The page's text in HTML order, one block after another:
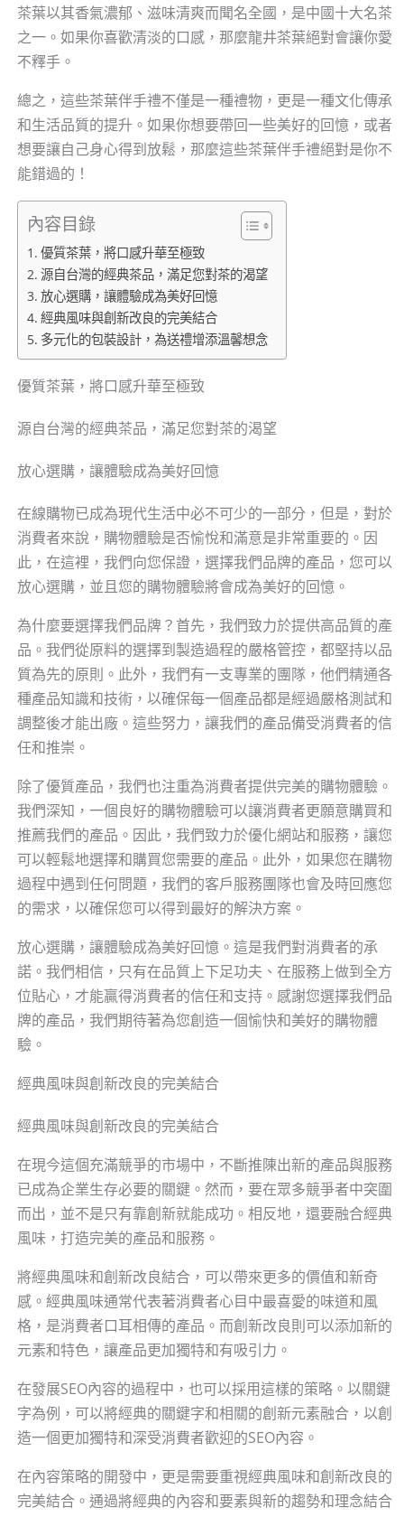
茶葉以其香氣濃郁、滋味清爽而聞名全國，是中國十大名茶
之一。如果你喜歡清淡的口感，那麼龍井茶葉絕對會讓你愛
不釋手。
總之，這些茶葉伴手禮不僅是一種禮物，更是一種文化傳承
和生活品質的提升。如果你想要帶回一些美好的回憶，或者
想要讓自己身心得到放鬆，那麼這些茶葉伴手禮絕對是你不
能錯過的！
內容目錄
優質茶葉，將口感升華至極致
源自台灣的經典茶品，滿足您對茶的渴望
放心選購，讓體驗成為美好回憶
經典風味與創新改良的完美結合
多元化的包裝設計，為送禮增添溫馨想念
優質茶葉，將口感升華至極致
源自台灣的經典茶品，滿足您對茶的渴望
放心選購，讓體驗成為美好回憶
在線購物已成為現代生活中必不可少的一部分，但是，對於
消費者來說，購物體驗是否愉悅和滿意是非常重要的。因
此，在這裡，我們向您保證，選擇我們品牌的產品，您可以
放心選購，並且您的購物體驗將會成為美好的回憶。
為什麼要選擇我們品牌？首先，我們致力於提供高品質的產
品。我們從原料的選擇到製造過程的嚴格管控，都堅持以品
質為先的原則。此外，我們有一支專業的團隊，他們精通各
種產品知識和技術，以確保每一個產品都是經過嚴格測試和
調整後才能出廠。這些努力，讓我們的產品備受消費者的信
任和推崇。
除了優質產品，我們也注重為消費者提供完美的購物體驗。
我們深知，一個良好的購物體驗可以讓消費者更願意購買和
推薦我們的產品。因此，我們致力於優化網站和服務，讓您
可以輕鬆地選擇和購買您需要的產品。此外，如果您在購物
過程中遇到任何問題，我們的客戶服務團隊也會及時回應您
的需求，以確保您可以得到最好的解決方案。
放心選購，讓體驗成為美好回憶。這是我們對消費者的承
諾。我們相信，只有在品質上下足功夫、在服務上做到全方
位貼心，才能贏得消費者的信任和支持。感謝您選擇我們品
牌的產品，我們期待著為您創造一個愉快和美好的購物體
驗。
經典風味與創新改良的完美結合
經典風味與創新改良的完美結合
在現今這個充滿競爭的市場中，不斷推陳出新的產品與服務
已成為企業生存必要的關鍵。然而，要在眾多競爭者中突圍
而出，並不是只有靠創新就能成功。相反地，還要融合經典
風味，打造完美的產品和服務。
將經典風味和創新改良結合，可以帶來更多的價值和新奇
感。經典風味通常代表著消費者心目中最喜愛的味道和風
格，是消費者口耳相傳的產品。而創新改良則可以添加新的
元素和特色，讓產品更加獨特和有吸引力。
在發展SEO內容的過程中，也可以採用這樣的策略。以關鍵
字為例，可以將經典的關鍵字和相關的創新元素融合，以創
造一個更加獨特和深受消費者歡迎的SEO內容。
在內容策略的開發中，更是需要重視經典風味和創新改良的
完美結合。通過將經典的內容和要素與新的趨勢和理念結合